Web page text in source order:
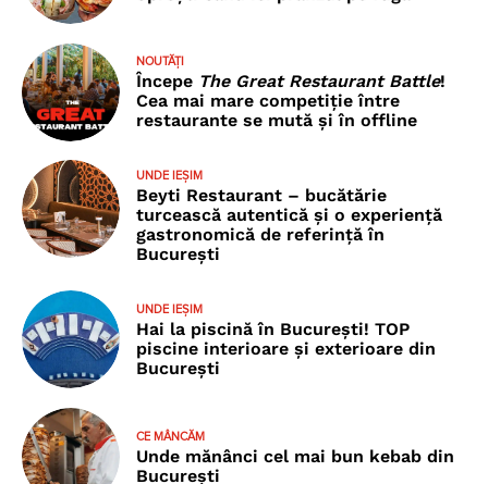
NOUTĂȚI
Începe The Great Restaurant Battle!
Cea mai mare competiție între
restaurante se mută și în offline
UNDE IEȘIM
Beyti Restaurant – bucătărie
turcească autentică și o experiență
gastronomică de referință în
București
UNDE IEȘIM
Hai la piscină în București! TOP
piscine interioare și exterioare din
București
CE MÂNCĂM
Unde mănânci cel mai bun kebab din
București